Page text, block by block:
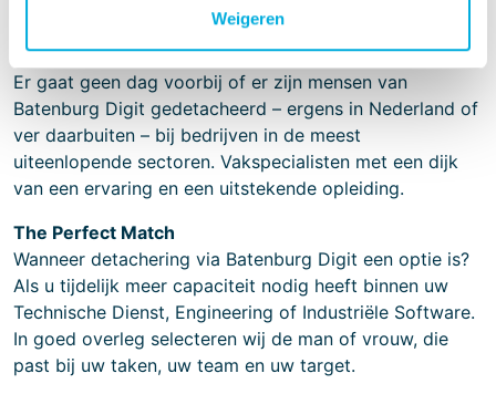
Weigeren
Ervaren vakspecialisten
Er gaat geen dag voorbij of er zijn mensen van
Batenburg Digit gedetacheerd – ergens in Nederland of
ver daarbuiten – bij bedrijven in de meest
uiteenlopende sectoren. Vakspecialisten met een dijk
van een ervaring en een uitstekende opleiding.
The Perfect Match
Wanneer detachering via Batenburg Digit een optie is?
Als u tijdelijk meer capaciteit nodig heeft binnen uw
Technische Dienst, Engineering of Industriële Software.
In goed overleg selecteren wij de man of vrouw, die
past bij uw taken, uw team en uw target.